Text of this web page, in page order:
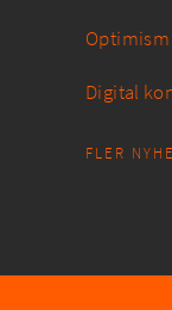
Digital
FLER